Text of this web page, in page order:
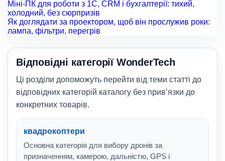
Міні-ПК для роботи з 1С, CRM і бухгалтерії: тихий,
холодний, без сюрпризів
Як доглядати за проектором, щоб він прослужив роки:
лампа, фільтри, перегрів
Відповідні категорії WonderTech
Ці розділи допоможуть перейти від теми статті до
відповідних категорій каталогу без прив’язки до
конкретних товарів.
квадрокоптери
Основна категорія для вибору дронів за
призначенням, камерою, дальністю, GPS і